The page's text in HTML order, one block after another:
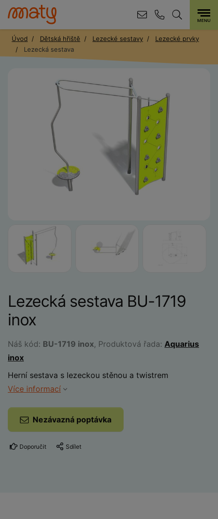
Úvod Dětská hřiště Lezecké sestavy
Lezecké prvky
Lezecká sestava
Lezecká sestava BU-1719
inox
Náš kód: BU-1719 inox, Produktová řada: Aquarius
inox
Herní sestava s lezeckou stěnou a twistrem
Více informací
Nezávazná poptávka
Doporučit Sdílet